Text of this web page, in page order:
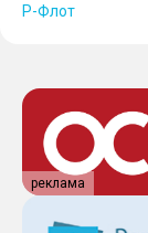
Р-Флот
реклама